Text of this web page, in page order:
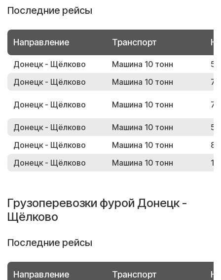
Последние рейсы
Направление Транспорт
Донецк - Щёлково Машина 10 тонн
Донецк - Щёлково
Машина 10 тонн
Донецк - Щёлково Машина 10 тонн
Донецк - Щёлково Машина 10 тонн
Донецк - Щёлково
Машина 10 тонн
Донецк - Щёлково
Машина 10 тонн
Грузоперевозки фурой Донецк -
Щёлково
Последние рейсы
Направление Транспорт